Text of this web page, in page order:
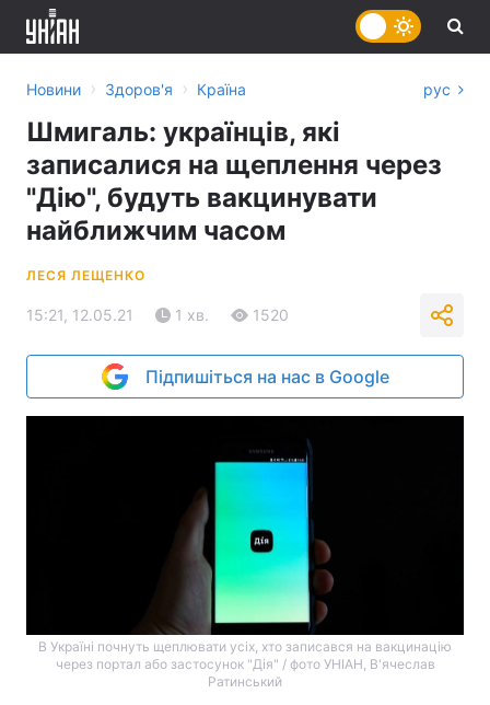
Новини › Здоров'я › Країна рус
Шмигаль: українців, які
записалися на щеплення через
"Дію", будуть вакцинувати
найближчим часом
ЛЕСЯ ЛЕЩЕНКО
15:21, 12.05.21 1 хв. 1520
Підпишіться на нас в Google
В Україні почнуть щеплювати усіх, хто записався на вакцинацію
через портал або застосунок "Дія" / фото УНІАН, В'ячеслав
Ратинський